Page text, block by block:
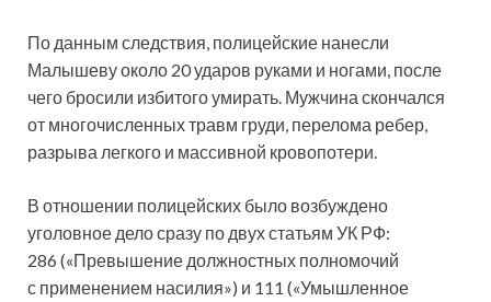
По данным следствия, полицейские нанесли
Малышеву около 20 ударов руками и ногами, после
чего бросили избитого умирать. Мужчина скончался
от многочисленных травм груди, перелома ребер,
разрыва легкого и массивной кровопотери.
В отношении полицейских было возбуждено
уголовное дело сразу по двух статьям УК РФ:
286 («Превышение должностных полномочий
с применением насилия») и 111 («Умышленное